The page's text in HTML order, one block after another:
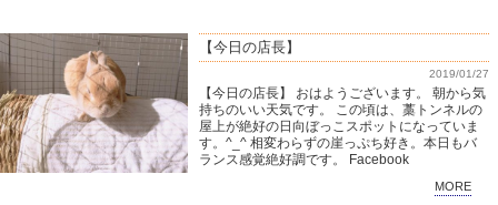
【今日の店長】
2019/01/27
【今日の店長】 おはようございます。 朝から気
持ちのいい天気です。 この頃は、藁トンネルの
屋上が絶好の日向ぼっこスポットになっていま
す。^_^ 相変わらずの崖っぷち好き。本日もバ
ランス感覚絶好調です。 Facebook
MORE